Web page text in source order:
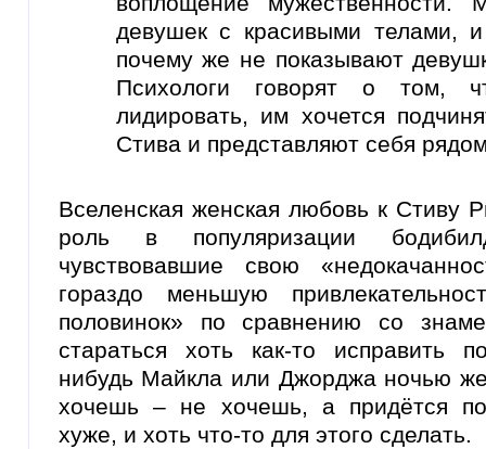
девушек с красивыми телами,
почему же не показывают
Психологи говорят о том,
лидировать, им хочется
Стива и представляют себя
Вселенская женская любовь к Стиву
роль в популяризации
чувствовавшие свою
гораздо меньшую
половинок» по сравнению со
стараться хоть как-то исправить
нибудь Майкла или Джорджа ночью
хочешь – не хочешь, а придётся
хуже, и хоть что-то для этого сделать.